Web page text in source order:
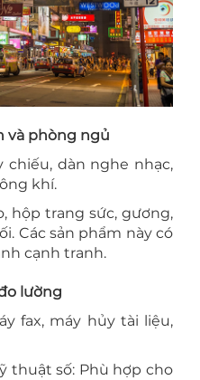
và phòng ngủ
chiếu, dàn nghe nhạc,
khí.
hộp trang sức, gương,
Các sản phẩm này có
cạnh tranh.
lường
fax, máy hủy tài liệu,
thuật số: Phù hợp cho